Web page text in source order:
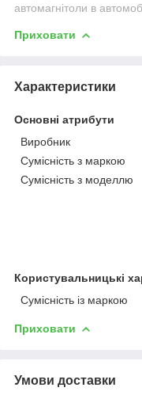
автомагнітоли в
Приховати
Характеристики
Основні атрибути
Виробник
Сумісність з маркою
Сумісність з моделлю
Користувальницькі
Сумісність із маркою
Приховати
Умови доставки